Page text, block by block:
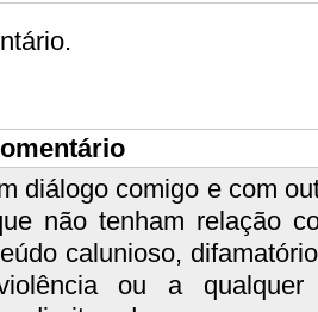
diálogo comigo e com
não tenham relação
calunioso,
ou a qualquer